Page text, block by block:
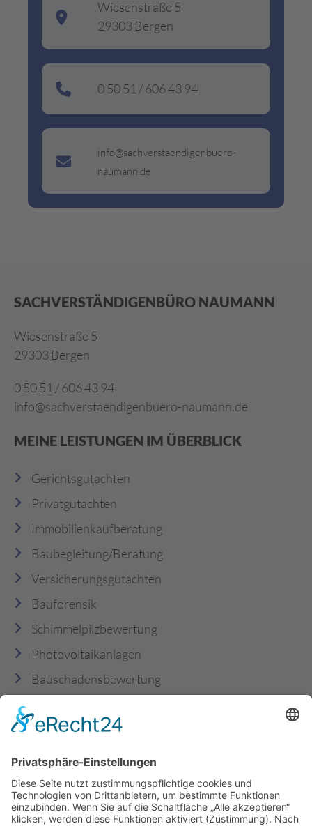
Wiesenstraße 5
29303 Bergen
0 50 51 / 606 43 94
info@sachverstaendigenbuero-
naumann.de
SACHVERSTÄNDIGENBÜRO NAUMANN
Wiesenstraße 5
29303 Bergen
0 50 51 / 606 43 94
info@sachverstaendigenbuero-naumann.de
MEINE LEISTUNGEN IM ÜBERBLICK
Gerichtsgutachten
Privatgutachten
Immobilienkaufberatung
Baubegleitung/Beratung
Versicherungsgutachten
Bauforensik
Schimmelpilzbewertung
Photovoltaikanlagen
Bauschadensbewertung
Mitgliedschaften
Celle
Bergen